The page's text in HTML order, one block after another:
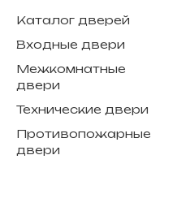
Каталог дверей
Входные двери
Межкомнатные
двери
Технические двери
Противопожарные
двери